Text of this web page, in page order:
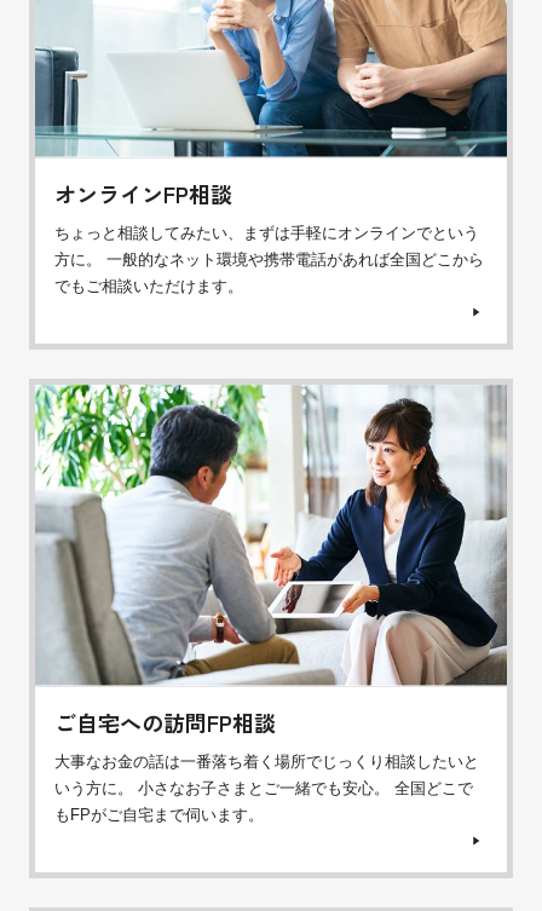
オンラインFP相談
ちょっと相談してみたい、まずは手軽にオンラインでという
方に。 一般的なネット環境や携帯電話があれば全国どこから
でもご相談いただけます。
ご自宅への訪問FP相談
大事なお金の話は一番落ち着く場所でじっくり相談したいと
いう方に。 小さなお子さまとご一緒でも安心。 全国どこで
もFPがご自宅まで伺います。